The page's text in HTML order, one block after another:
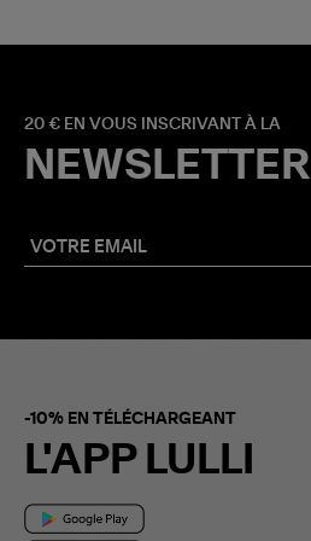
20 € EN VOUS INSCRIVANT À LA
NEWSLETTER
-10% EN TÉLÉCHARGEANT
L'APP LULLI